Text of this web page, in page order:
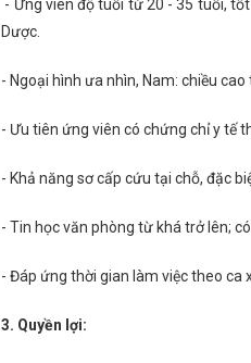
- Ứng viên độ tuổi từ 20 - 35 tuổi,
Dược.
- Ngoại hình ưa nhìn, Nam: chiều
- Ưu tiên ứng viên có chứng chỉ y tế
- Khả năng sơ cấp cứu tại chỗ, đặc
- Tin học văn phòng từ khá trở lên;
- Đáp ứng thời gian làm việc theo ca
3. Quyền lợi: